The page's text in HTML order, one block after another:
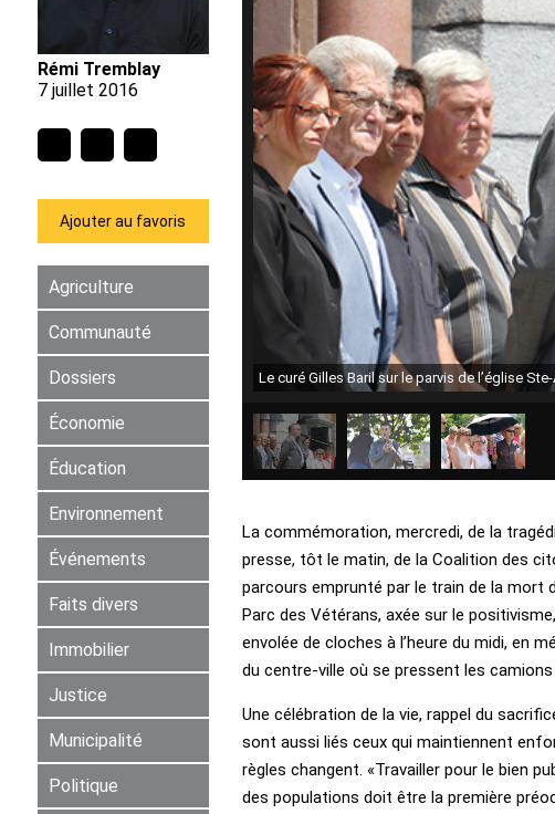
Rémi Tremblay
7 juillet 2016
Ajouter au favoris
Agriculture
Communauté
Dossiers
Économie
Éducation
Environnement
Événements
Faits divers
Immobilier
Justice
Municipalité
Politique
Le curé Gilles Baril sur le parvis de l’église
La commémoration, mercredi, de la
presse, tôt le matin, de la Coalition des
parcours emprunté par le train de la mort
Parc des Vétérans, axée sur le
envolée de cloches à l’heure du midi, en
du centre-ville où se pressent les
Une célébration de la vie, rappel du
sont aussi liés ceux qui maintiennent
règles changent. «Travailler pour le bien
des populations doit être la première